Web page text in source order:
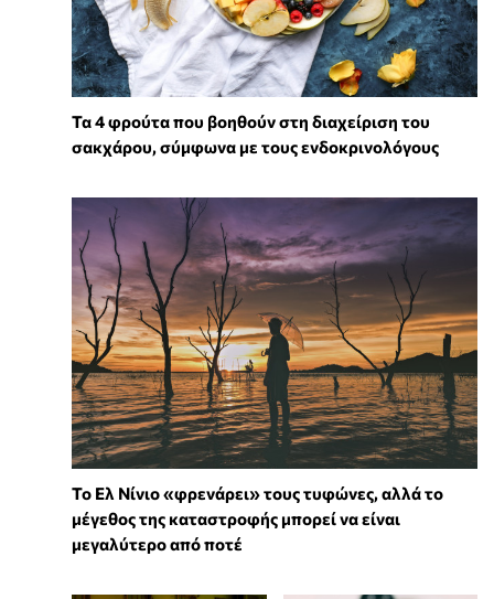
Τα 4 φρούτα που βοηθούν στη διαχείριση του
σακχάρου, σύμφωνα με τους ενδοκρινολόγους
Το Ελ Νίνιο «φρενάρει» τους τυφώνες, αλλά το
μέγεθος της καταστροφής μπορεί να είναι
μεγαλύτερο από ποτέ